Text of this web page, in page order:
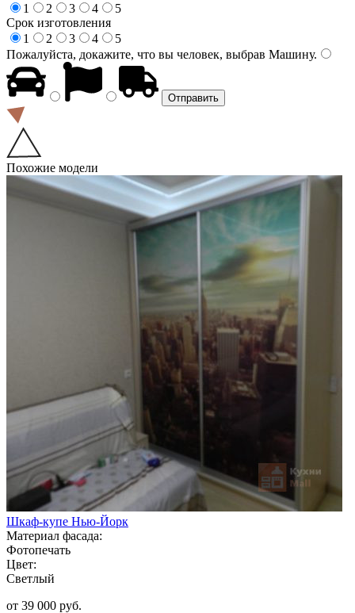
1
2 3 4
5
Срок изготовления
1
2 3 4
5
Пожалуйста, докажите, что вы человек, выбрав Машину.
Похожие модели
Шкаф-купе Нью-Йорк
Материал фасада:
Фотопечать
Цвет:
Светлый
от 39 000 руб.